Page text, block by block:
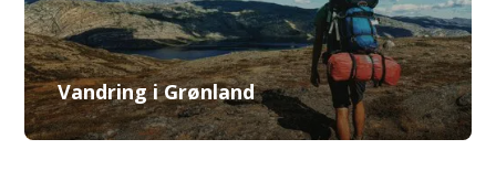
Vandring i Grønland